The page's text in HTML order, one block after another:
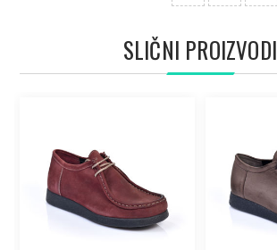
SLIČNI PROIZVODI